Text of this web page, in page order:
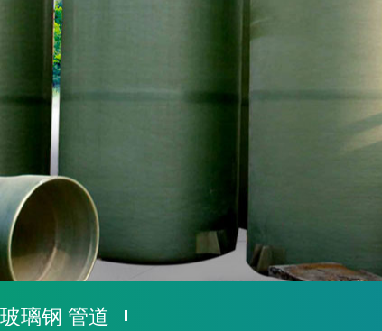
1 2
玻璃钢 管道